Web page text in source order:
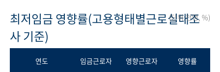
최저임금 영향률(고용형태별근로실태조
사 기준)
(단위:천명, %)
연도 임금근로자 영향근로자 영향률